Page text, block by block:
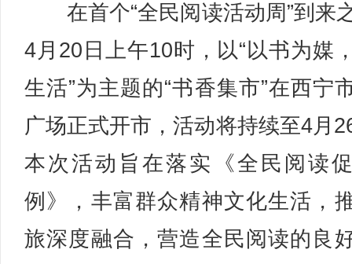
在首个“全民阅读活动周”到来
4月20日上午10时，以“以书为媒
生活”为主题的“书香集市”在西宁
广场正式开市，活动将持续至4月
本次活动旨在落实《全民阅读
例》，丰富群众精神文化生活，
旅深度融合，营造全民阅读的良